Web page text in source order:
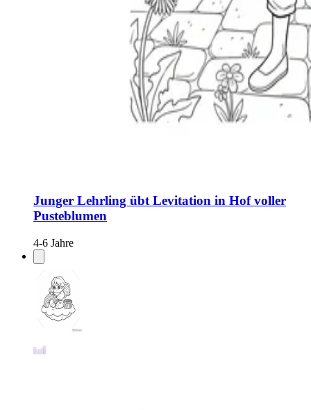
Junger Lehrling übt Levitation in Hof voller
Pusteblumen
4-6 Jahre